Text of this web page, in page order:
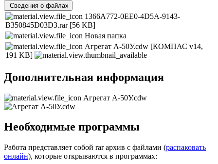
Сведения о файлах
1366A772-0EE0-4D5A-9143-
B350845D03D3.rar [56 KB]
Новая папка
Агрегат А-50У.cdw [КОМПАС v14,
191 KB]
Дополнительная информация
Агрегат А-50У.cdw
Необходимые программы
Работа представляет собой rar архив с файлами (распаковать
онлайн), которые открываются в программах: